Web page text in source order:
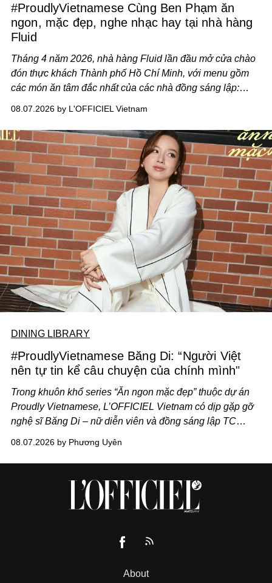
#ProudlyVietnamese Cùng Ben Phạm ăn
ngon, mặc đẹp, nghe nhạc hay tại nhà hàng
Fluid
Tháng 4 năm 2026, nhà hàng Fluid lần đầu mở cửa chào
đón thực khách Thành phố Hồ Chí Minh, với menu gồm
các món ăn tâm đắc nhất của các nhà đồng sáng lập:
món ăn đa dạng từ Á đến Âu nhanh chóng được yêu thích
nhờ cảm giác ngon miệng, thoải mái và cả khả năng
mang đến niềm vui cho thực khách.
08.07.2026 by L'OFFICIEL Vietnam
DINING LIBRARY
#ProudlyVietnamese Băng Di: “Người Việt
nên tự tin kể câu chuyện của chính mình"
Trong khuôn khổ series “Ăn ngon mặc đẹp” thuộc dự án
Proudly Vietnamese, L’OFFICIEL Vietnam có dịp gặp gỡ
nghệ sĩ Băng Di – nữ diễn viên và đồng sáng lập TC
Kitchen Bar và SALEM tại TP.HCM.
08.07.2026 by Phương Uyên
About